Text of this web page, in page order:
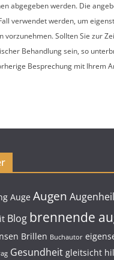
abgegeben werden. Die
verwendet werden, um
vorzunehmen. Sollten Sie zur
Behandlung sein, so
Besprechung mit Ihrem
Auge Augen
Blog brennende
Brillen Buchautor
Gesundheit gleitsicht